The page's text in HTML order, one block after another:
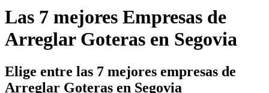
Las 7 mejores Empresas de
Arreglar Goteras en Segovia
Elige entre las 7 mejores empresas de
Arreglar Goteras en Segovia